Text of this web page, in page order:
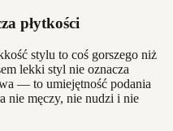
płytkości
stylu to coś gorszego niż
lekki styl nie oznacza
— to umiejętność podania
nie męczy, nie nudzi i nie